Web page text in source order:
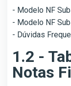
- Modelo NF
- Modelo NF
- Dúvidas
1.2 -
Notas